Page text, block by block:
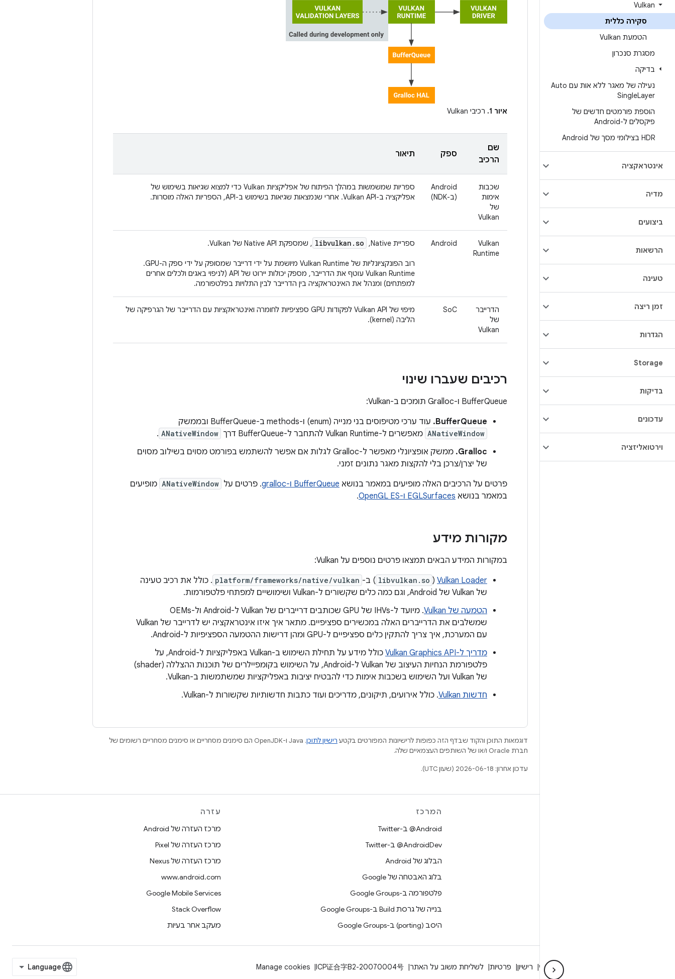
Vulkan
סקירה כללית
הטמעת Vulkan
מסגרת סנכרון
בדיקה
נעילה של מאגר ללא אות עם Auto
SingleLayer
הוספת פורמטים חדשים של
פיקסלים ל-Android
HDR בצילומי מסך של Android
אינטראקציה
מדיה
ביצועים
הרשאות
טעינה
זמן ריצה
הגדרות
Storage
בדיקות
עדכונים
וירטואליזציה
איור 1. רכיבי Vulkan
שם
הרכיב
ספק תיאור
שכבות
אימות
של
Vulkan
‫Android
(ב-NDK)
ספריות שמשמשות במהלך הפיתוח של אפליקציות Vulkan כדי למצוא שגיאות בשימוש של
אפליקציה ב-Vulkan API. אחרי שנמצאות שגיאות בשימוש ב-API, הספריות האלה מוסרות.
Vulkan
Runtime
Android ספריית Native‏, libvulkan .so , שמספקת Native API של Vulkan.
רוב הפונקציונליות של Vulkan Runtime מיושמת על ידי דרייבר שמסופק על ידי ספק ה-GPU.
‫Vulkan Runtime עוטף את הדרייבר, מספק יכולות יירוט של API (לניפוי באגים ולכלים אחרים
למפתחים) ומנהל את האינטראקציה בין הדרייבר לבין התלויות בפלטפורמה.
הדרייבר
של
Vulkan
SoC
מיפוי של Vulkan API לפקודות GPU ספציפיות לחומרה ואינטראקציות עם הדרייבר של הגרפיקה של
הליבה (kernel).
רכיבים שעברו שינוי
‫BufferQueue ו-Gralloc תומכים ב-Vulkan:
BufferQueue. עוד ערכי מטיפוסים בני מנייה (enum) ו-methods ב-BufferQueue ובממשק
ANativeWindow מאפשרים ל-Vulkan Runtime להתחבר ל-BufferQueue דרך ANativeWindow
.
Gralloc.
ממשק אופציונלי מאפשר ל-Gralloc לגלות אם אפשר להשתמש בפורמט מסוים בשילוב מסוים
של יצרן/צרכן בלי להקצות מאגר נתונים זמני.
פרטים על הרכיבים האלה מופיעים במאמר בנושא BufferQueue ו-gralloc . פרטים על ANativeWindow מופיעים
במאמר בנושא EGLSurfaces ו-OpenGL ES .
מקורות מידע
במקורות המידע הבאים תמצאו פרטים נוספים על Vulkan:
Vulkan Loader
(
libvulkan.so ) ב- platform/frameworks/native/vulkan . כולל את רכיב טעינה
של Vulkan של Android, וגם כמה כלים שקשורים ל-Vulkan ושימושיים למפתחי פלטפורמות.
הטמעה של Vulkan
. מיועד ל-IHVs של GPU שכותבים דרייברים של Vulkan ל-Android ול-OEMs
שמשלבים את הדרייברים האלה במכשירים ספציפיים. מתאר איך איזו אינטראקציה יש לדרייבר של Vulkan
עם המערכת, איך צריך להתקין כלים ספציפיים ל-GPU ומהן דרישות ההטמעה הספציפיות ל-Android.
מדריך ל-Vulkan Graphics API
כולל מידע על תחילת השימוש ב-Vulkan באפליקציות ל-Android, על
פלטפורמת הנחיות העיצוב של Vulkan ל-Android, על השימוש בקומפיילרים של תוכנות ההצללה (shader)
של Vulkan ועל השימוש בשכבות אימות כדי להבטיח יציבות באפליקציות שמשתמשות ב-Vulkan.
חדשות Vulkan
. כולל אירועים, תיקונים, מדריכים ועוד כתבות חדשותיות שקשורות ל-Vulkan.
דוגמאות התוכן והקוד שבדף הזה כפופות לרישיונות המפורטים בקטע רישיון לתוכן
.‏ Java ו-OpenJDK הם סימנים מסחריים או סימנים מסחריים רשומים של
חברת Oracle ו/או של השותפים העצמאיים שלה.
עדכון אחרון: 2026-06-18 (שעון UTC).
המרכז
‎@Android ב-Twitter
‎@AndroidDev ב-Twitter
הבלוג של Android
בלוג האבטחה של Google
פלטפורמה ב-Google Groups
בנייה של גרסת Build ב-Google Groups
היסב (porting) ב-Google Groups
עזרה
מרכז העזרה של Android
מרכז העזרה של Pixel
מרכז העזרה של Nexus
www.android.com
Google Mobile Services
Stack Overflow
מעקב אחר בעיות
מידע משפטי רישיון פרטיות לשליחת משוב על האתר ICP证合字B2-20070004号
Manage cookies